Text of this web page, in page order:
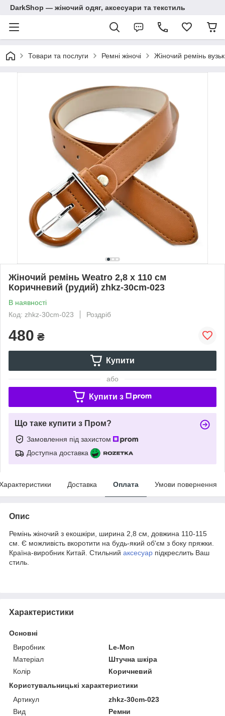
DarkShop — жіночий одяг, аксесуари та текстиль
Товари та послуги Ремні жіночі Жіночий ремінь
Жіночий ремінь Weatro 2,8 х 110 см
Коричневий (рудий) zhkz-30cm-023
В наявності
Код: zhkz-30cm-023
Роздріб
480 ₴
Купити
або
Купити з
Що таке купити з Пром?
Замовлення під захистом
Доступна доставка
Доставка Оплата Умови повернення
Опис
Ремінь жіночий з екошкіри, ширина 2,8 см, довжина 110-115
см. Є можливість вкоротити на будь-який об'єм з боку пряжки.
Країна-виробник Китай. Стильний аксесуар підкреслить Ваш
стиль.
Характеристики
Основні
Виробник
Le-Mon
Матеріал
Штучна шкіра
Колір
Коричневий
Користувальницькі характеристики
Артикул
zhkz-30cm-023
Вид
Ремни